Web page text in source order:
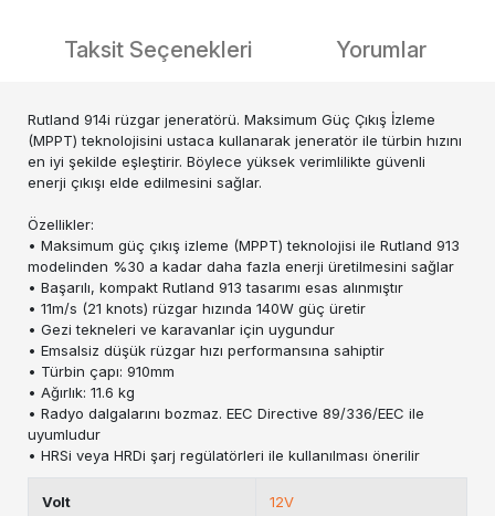
Taksit Seçenekleri Yorumlar
Rutland 914i rüzgar jeneratörü. Maksimum Güç Çıkış İzleme
(MPPT) teknolojisini ustaca kullanarak jeneratör ile türbin hızını
en iyi şekilde eşleştirir. Böylece yüksek verimlilikte güvenli
enerji çıkışı elde edilmesini sağlar.
Özellikler:
• Maksimum güç çıkış izleme (MPPT) teknolojisi ile Rutland 913
modelinden %30 a kadar daha fazla enerji üretilmesini sağlar
• Başarılı, kompakt Rutland 913 tasarımı esas alınmıştır
• 11m/s (21 knots) rüzgar hızında 140W güç üretir
• Gezi tekneleri ve karavanlar için uygundur
• Emsalsiz düşük rüzgar hızı performansına sahiptir
• Türbin çapı: 910mm
• Ağırlık: 11.6 kg
• Radyo dalgalarını bozmaz. EEC Directive 89/336/EEC ile
uyumludur
• HRSi veya HRDi şarj regülatörleri ile kullanılması önerilir
Volt 12V